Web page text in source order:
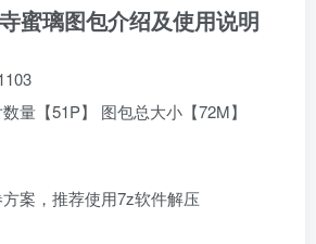
蜜璃图包介绍及使用说明
量【51P】 图包总大小【72M】
案，推荐使用7z软件解压